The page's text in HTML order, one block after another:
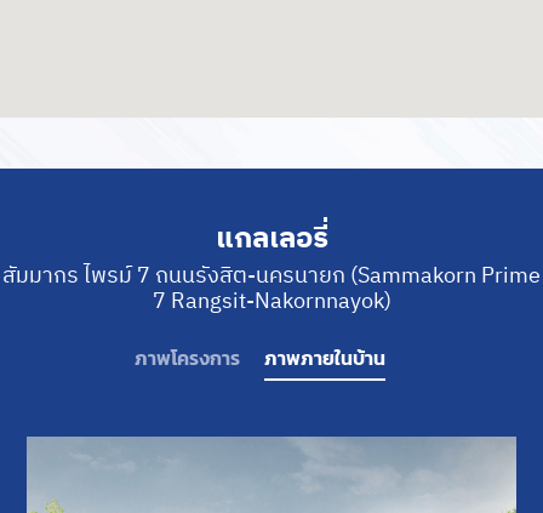
สถานที่ใกล้เคียงโครงการSammakorn
Big C Supercenter คลอง 6 : 4.7 กิโลเมตร
แกลเลอรี่
สัมมากร ไพรม์ 7 ถนนรังสิต-นครนายก (Sammakorn Prime
7 Rangsit-Nakornnayok)
ภาพโครงการ ภาพภายในบ้าน